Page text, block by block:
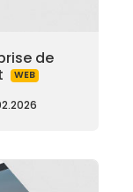
de
WEB